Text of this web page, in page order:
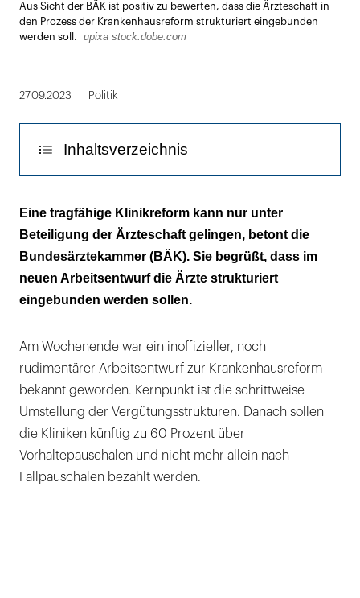
öffnen
Aus Sicht der BÄK ist positiv zu bewerten, dass die Ärzteschaft in
den Prozess der Krankenhausreform strukturiert eingebunden
werden soll.
upixa stock.dobe.com
27.09.2023 Politik
Inhaltsverzeichnis
Erstmals Ansätze für eine Begrenzung der
Bürokratie erkennbar
Bei der Personalausstattung und der
Nachwuchsgewinnung sollte man
nachbessern
Eine tragfähige Klinikreform kann nur unter
Beteiligung der Ärzteschaft gelingen, betont die
Bundesärztekammer (BÄK). Sie begrüßt, dass im
neuen Arbeitsentwurf die Ärzte strukturiert
eingebunden werden sollen.
Am Wochenende war ein inoffizieller, noch
rudimentärer Arbeitsentwurf zur Krankenhausreform
bekannt geworden. Kernpunkt ist die schrittweise
Umstellung der Vergütungsstrukturen. Danach sollen
die Kliniken künftig zu 60 Prozent über
Vorhaltepauschalen und nicht mehr allein nach
Fallpauschalen bezahlt werden.